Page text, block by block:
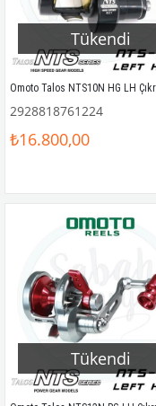
Tükendi
2928818761224
₺16.800,00
Tükendi